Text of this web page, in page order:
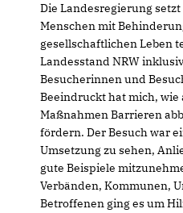
Die Landesregierung
Menschen mit
gesellschaftlichen Leben
Landesstand NRW
Besucherinnen und
Beeindruckt hat mich, wie
Maßnahmen Barrieren
fördern. Der Besuch war
Umsetzung zu sehen,
gute Beispiele
Verbänden, Kommunen,
Betroffenen ging es um